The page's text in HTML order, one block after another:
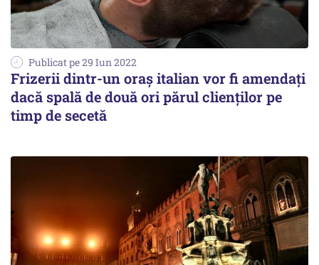
Publicat pe 29 Iun 2022
Frizerii dintr-un oraș italian vor fi amendați
dacă spală de două ori părul clienților pe
timp de secetă